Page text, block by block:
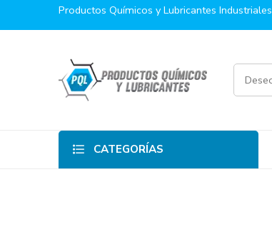
Productos Químicos y Lubricantes Industriales
CATEGORÍAS